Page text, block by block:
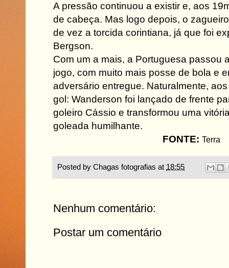
A pressão continuou a existir e, aos
de cabeça. Mas logo depois, o
de vez a torcida corintiana, já que foi
Bergson.
Com um a mais, a Portuguesa passou
jogo, com muito mais posse de bola e
adversário entregue. Naturalmente,
gol: Wanderson foi lançado de frente
goleiro Cássio e transformou uma
goleada humilhante.
FONTE: Terra
Posted by Chagas fotografias at 18:55
Nenhum comentário:
Postar um comentário